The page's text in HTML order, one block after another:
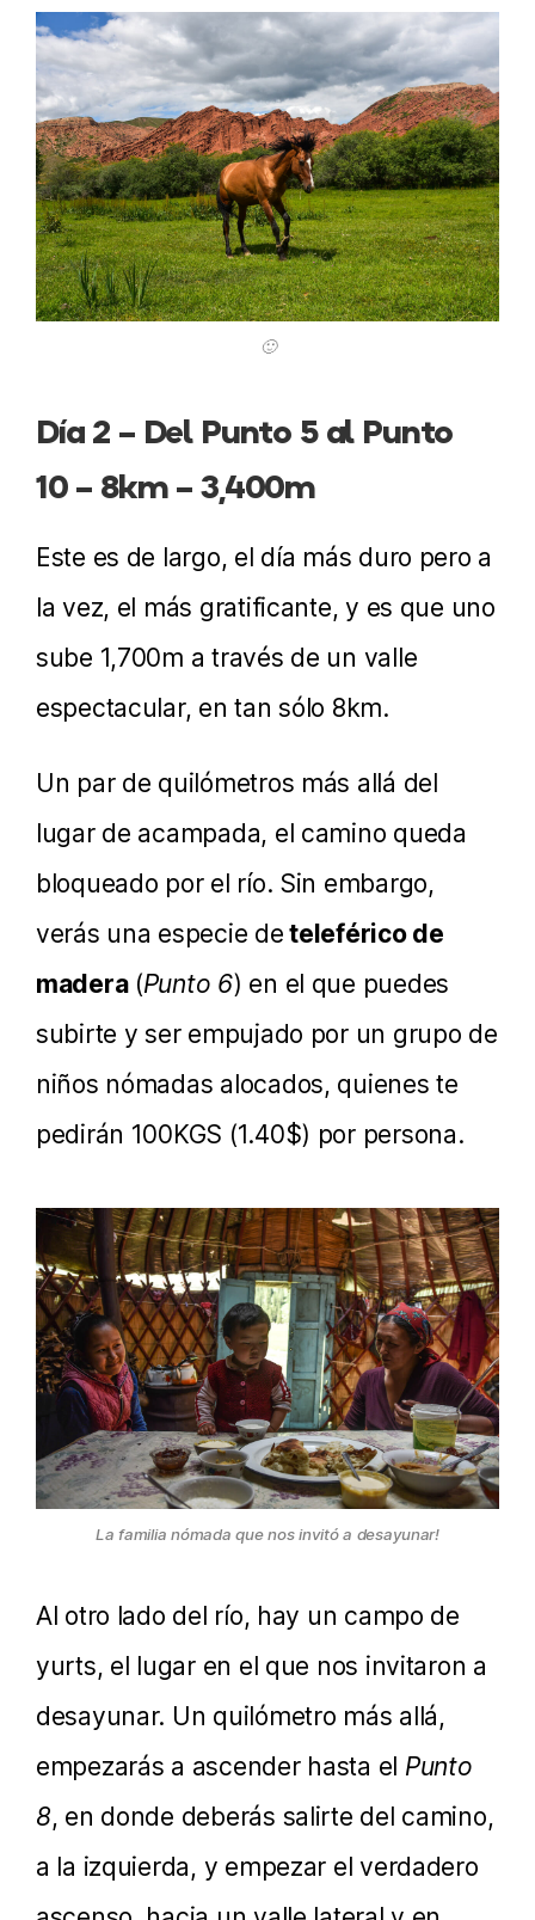
🙂
Día 2 – Del Punto 5 al Punto
10 – 8km – 3,400m
Este es de largo, el día más duro pero a
la vez, el más gratificante, y es que uno
sube 1,700m a través de un valle
espectacular, en tan sólo 8km.
Un par de quilómetros más allá del
lugar de acampada, el camino queda
bloqueado por el río. Sin embargo,
verás una especie de teleférico de
madera(Punto 6) en el que puedes
subirte y ser empujado por un grupo de
niños nómadas alocados, quienes te
pedirán 100KGS (1.40$) por persona.
La familia nómada que nos invitó a desayunar!
Al otro lado del río, hay un campo de
yurts, el lugar en el que nos invitaron a
desayunar. Un quilómetro más allá,
empezarás a ascender hasta el Punto
8, en donde deberás salirte del camino,
a la izquierda, y empezar el verdadero